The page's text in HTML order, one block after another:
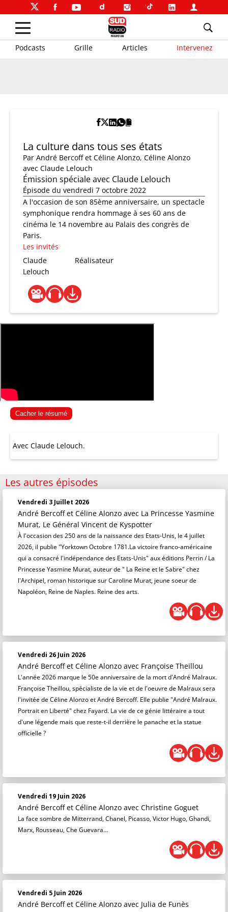
Podcasts Grille Articles Intervenez
La culture dans tous ses états
Par André Bercoff et Céline Alonzo, Céline Alonzo
avec Claude Lelouch
Émission spéciale avec Claude Lelouch
Épisode du vendredi 7 octobre 2022
A l'occasion de son 85ème anniversaire, un spectacle
symphonique rendra hommage à ses 60 ans de
cinéma le 14 novembre au Palais des congrès de
Paris.
Les invités
Claude
Lelouch
Réalisateur
Cacher le résumé
Avec Claude Lelouch.
Les autres épisodes
Vendredi 3 Juillet 2026
André Bercoff et Céline Alonzo avec La Princesse Yasmine
Murat, Le Général Vincent de Kyspotter
À l'occasion des 250 ans de la naissance des Etats-Unis, le 4 juillet
2026, il publie "Yorktown Octobre 1781.La victoire franco-américaine
qui a consacré l'indépendance des Etats-Unis" aux éditions Perrin / La
Princesse Yasmine Murat, auteur de " La Reine et le Sabre" chez
l'Archipel, roman historique sur Caroline Murat, jeune soeur de
Napoléon, Reine de Naples. Reine des arts.
Vendredi 26 Juin 2026
André Bercoff et Céline Alonzo avec Françoise Theillou
L'année 2026 marque le 50e anniversaire de la mort d'André Malraux.
Françoise Theillou, spécialiste de la vie et de l'oeuvre de Malraux sera
l'invitée de Céline Alonzo et André Bercoff. Elle publie "André Malraux.
Portrait en Liberté" chez Fayard. La vie de ce génie littéraire a tout
d'une légende mais que reste-t-il derrière le panache et la statue
officielle ?
Vendredi 19 Juin 2026
André Bercoff et Céline Alonzo avec Christine Goguet
La face sombre de Mitterrand, Chanel, Picasso, Victor Hugo, Ghandi,
Marx, Rousseau, Che Guevara...
Vendredi 5 Juin 2026
André Bercoff et Céline Alonzo avec Julia de Funès